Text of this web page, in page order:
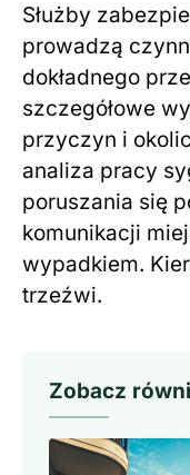
Służby
prowadzą
dokładnego
szczegółowe
przyczyn i
analiza pracy
poruszania się
komunikacji
wypadkiem.
trzeźwi.
Zobacz